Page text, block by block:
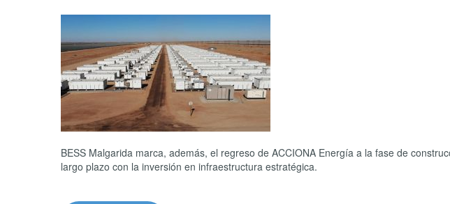
BESS Malgarida marca, además, el regreso de ACCIONA Energía a la fase de
largo plazo con la inversión en infraestructura estratégica.